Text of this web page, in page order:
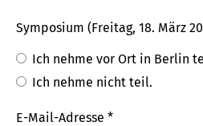
Symposium (Freitag, 18. März
Ich nehme vor Ort in Berlin
Ich nehme nicht teil.
E-Mail-Adresse *